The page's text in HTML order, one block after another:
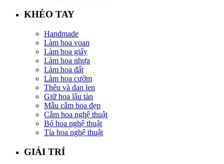
KHÉO TAY
Handmade
Làm hoa voan
Làm hoa giấy
Làm hoa nhựa
Làm hoa đất
Làm hoa cườm
Thêu và đan len
Giữ hoa lâu tàn
Mẫu cắm hoa đẹp
Cắm hoa nghệ thuật
Bó hoa nghệ thuật
Tỉa hoa nghệ thuật
GIẢI TRÍ